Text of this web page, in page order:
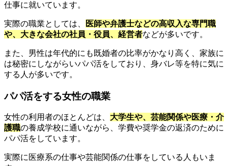
仕事に就いています。
実際の職業としては、
医師や弁護士などの高収入な専門職
や、大きな会社の社員・役員、経営者などが多いです。
また、男性は年代的にも既婚者の比率がかなり高く、家族に
は秘密にしながらいパパ活をしており、身バレ等を特に気に
する人が多いです。
パパ活をする女性の職業
女性の利用者のほとんどは、 大学生や、芸能関係や医療・介
護職の養成学校に通いながら、学費や奨学金の返済のために
パパ活をしています。
実際に医療系の仕事や芸能関係の仕事をしている人もいま